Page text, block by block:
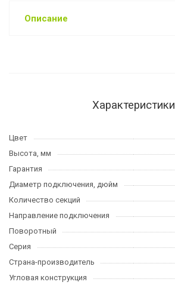
Описание
Характеристики
Цвет
Высота, мм
Гарантия
Диаметр подключения, дюйм
Количество секций
Направление подключения
Поворотный
Серия
Страна-производитель
Угловая конструкция